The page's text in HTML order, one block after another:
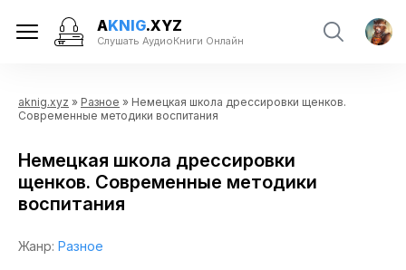
AKNIG.XYZ
Слушать АудиоКниги Онлайн
aknig.xyz » Разное » Немецкая школа дрессировки щенков.
Современные методики воспитания
Немецкая школа дрессировки
щенков. Современные методики
воспитания
Жанр: Разное